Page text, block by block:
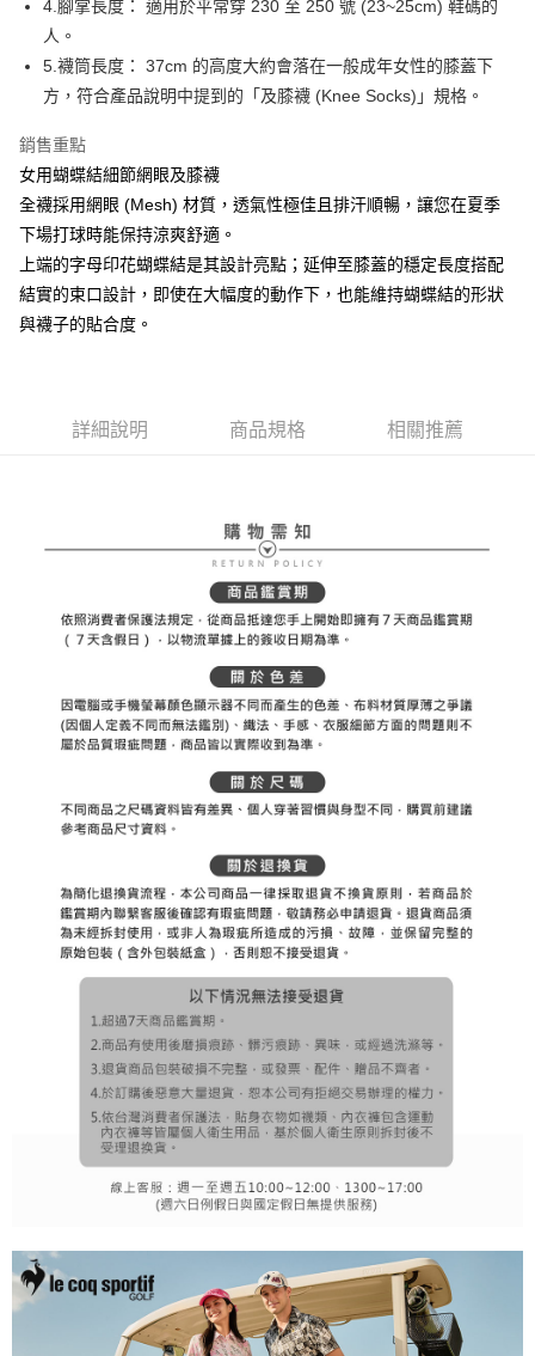
2.付款方式選擇「大哥付你分期」，訂單成立後會自動跳轉到大哥付的交易
流程，驗證手機門號後，選擇欲分期的期數、繳款截止日，確認付款後即完
成交易。
3.實際核准額度、可分期數及費用金額請依後續交易確認頁面所載為準。
4.訂單成立30分鐘內，如未前往確認交易或遇審核未通過，訂單將自動取
法說明評估內容。
1.分期款項不併入電信帳單，「大哥付你分期」於每月結算日後寄送繳費提
醒簡訊。
2.透過簡訊連結打開帳單後，可選擇「超商條碼／台灣大直營門市／銀行轉
帳／街口支付／iPASS MONEY」等通路繳費。
【注意事項】
1.本服務係由「台灣大哥大股份有限公司」（以下簡稱本公司）所提供，讓
用戶於交易時，得透過本服務購買商品或服務，並由商店將買賣／分期付款
由本公司與您本人進行分期帳單所需資料之確認、核對及更正。
3.完整用戶服務條款，請詳閱以下連結：https://oppay.tw/userRule
相關說明
【關於「AFTEE先享後付」】
AFTEE先享後付是「在收到商品之後才付款」的支付方式。 讓您購物簡單
便利好安心！
１．簡單：不需註冊會員、不需綁卡、不需儲值。
３．安心：先確認商品／服務後，再付款。
【「AFTEE先享後付」結帳流程】
１．於結帳方式選擇「AFTEE先享後付」後，將跳轉至「AFTEE先享後付」
結帳頁面，進行簡訊認證並確認金額後，即可完成結帳。
２．訂單成立數日內，您將收到繳費通知簡訊。
３．收到繳費通知簡訊後14天內，點擊此簡訊中的連結，可透過四大超商／
ATM／網路銀行／等多元方式進行付款，方視為交易完成。
※ 請注意：結帳手續完成當下不需立刻繳費，但若您需要取消訂單，請聯絡
客戶支援中心」 https://netprotections.freshdesk.com/support/home
權轉讓予恩沛科技股份有限公司。
２．關於個人資料處理事宜，請瀏覽以下網址：
https://aftee.tw/terms/#terms3
３．未成年的使用者請事先徵得法定代理人或監護人之同意方可使用
「AFTEE先享後付」，若未經同意申辦者引起之損失，本公司不負相關責
４．使用「AFTEE先享後付」時，將依據個別帳號之用戶狀況，依本公司即
時審查核予不同之上限額度；若仍有額度不足之情形，本公司將視審查結果
請求用戶進行身份認證。
５．嚴禁一人註冊多個帳號或使用他人資訊註冊。若發現惡意使用之情形，
恩沛科技股份有限公司將有權停止該用戶之使用額度並採取法律行動。
ATM付款
全家取貨付款
付款後全家取貨
免運費
免運費
免運費
4.腳掌長度： 適用於平常穿 230 至 250 號 (23~25cm) 鞋碼的
人。
5.襪筒長度： 37cm 的高度大約會落在一般成年女性的膝蓋下
方，符合產品說明中提到的「及膝襪 (Knee Socks)」規格。
銷售重點
女用蝴蝶結細節網眼及膝襪
全襪採用網眼 (Mesh) 材質，透氣性極佳且排汗順暢，讓您在夏季
下場打球時能保持涼爽舒適。
上端的字母印花蝴蝶結是其設計亮點；延伸至膝蓋的穩定長度搭配
結實的束口設計，即使在大幅度的動作下，也能維持蝴蝶結的形狀
與襪子的貼合度。
詳細說明 商品規格 相關推薦